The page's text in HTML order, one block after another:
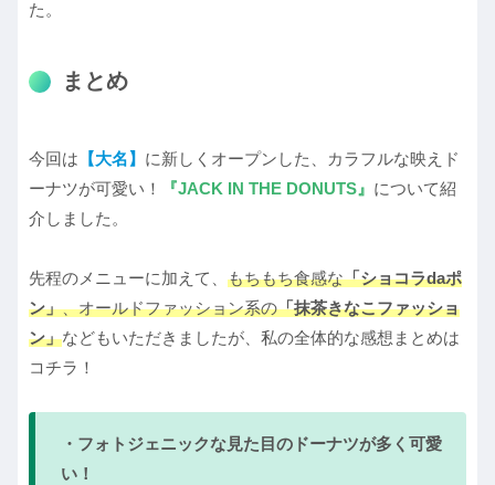
た。
まとめ
今回は 【大名】 に新しくオープンした、カラフルな映えド
ーナツが可愛い！
『JACK IN THE DONUTS』 について紹
介しました。
先程のメニューに加えて、 もちもち食感な「ショコラdaポ
ン」、オールドファッション系の「抹茶きなこファッショ
ン」などもいただきましたが、私の全体的な感想まとめは
コチラ！
・フォトジェニックな見た目のドーナツが多く可愛
い！